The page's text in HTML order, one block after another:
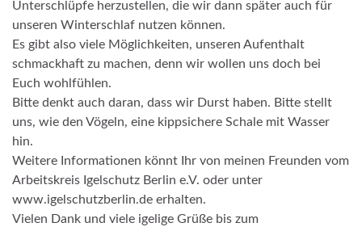
Unterschlüpfe herzustellen, die wir dann später auch für
unseren Winterschlaf nutzen können.
Es gibt also viele Möglichkeiten, unseren Aufenthalt
schmackhaft zu machen, denn wir wollen uns doch bei
Euch wohlfühlen.
Bitte denkt auch daran, dass wir Durst haben. Bitte stellt
uns, wie den Vögeln, eine kippsichere Schale mit Wasser
hin.
Weitere Informationen könnt Ihr von meinen Freunden vom
Arbeitskreis Igelschutz Berlin e.V. oder unter
www.igelschutzberlin.de erhalten.
Vielen Dank und viele igelige Grüße bis zum